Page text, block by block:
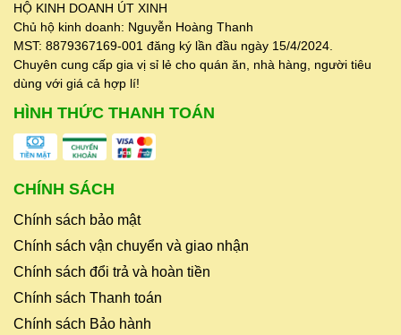
HỘ KINH DOANH ÚT XINH
Chủ hộ kinh doanh: Nguyễn Hoàng Thanh
MST: 8879367169-001 đăng ký lần đầu ngày 15/4/2024.
Chuyên cung cấp gia vị sỉ lẻ cho quán ăn, nhà hàng, người tiêu
dùng với giá cả hợp lí!
HÌNH THỨC THANH TOÁN
CHÍNH SÁCH
Chính sách bảo mật
Chính sách vận chuyển và giao nhận
Chính sách đổi trả và hoàn tiền
Chính sách Thanh toán
Chính sách Bảo hành